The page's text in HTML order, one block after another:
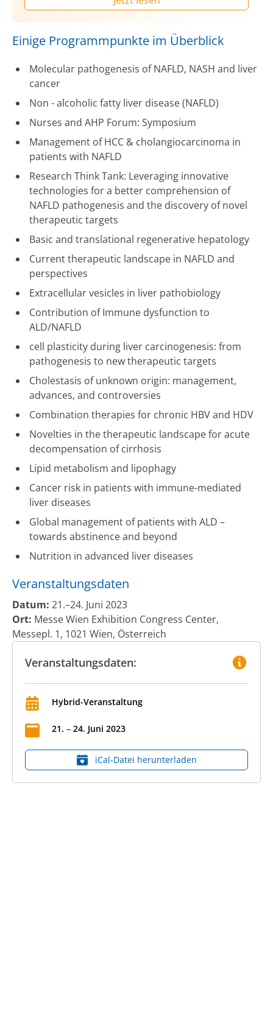
Veranstaltungsdaten:
Hybrid-Veranstaltung
21. – 24. Juni 2023
iCal‑Datei herunterladen
Einige Programmpunkte im Überblick
Molecular pathogenesis of NAFLD, NASH and liver
cancer
Non - alcoholic fatty liver disease (NAFLD)
Nurses and AHP Forum: Symposium
Management of HCC & cholangiocarcinoma in
patients with NAFLD
Research Think Tank: Leveraging innovative
technologies for a better comprehension of
NAFLD pathogenesis and the discovery of novel
therapeutic targets
Basic and translational regenerative hepatology
Current therapeutic landscape in NAFLD and
perspectives
Extracellular vesicles in liver pathobiology
Contribution of Immune dysfunction to
ALD/NAFLD
cell plasticity during liver carcinogenesis: from
pathogenesis to new therapeutic targets
Cholestasis of unknown origin: management,
advances, and controversies
Combination therapies for chronic HBV and HDV
Novelties in the therapeutic landscape for acute
decompensation of cirrhosis
Lipid metabolism and lipophagy
Cancer risk in patients with immune-mediated
liver diseases
Global management of patients with ALD –
towards abstinence and beyond
Nutrition in advanced liver diseases
Veranstaltungsdaten
Datum: 21.–24. Juni 2023
Ort: Messe Wien Exhibition Congress Center,
Messepl. 1, 1021 Wien, Österreich